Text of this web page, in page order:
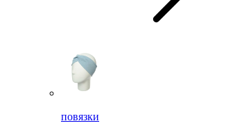
повязки